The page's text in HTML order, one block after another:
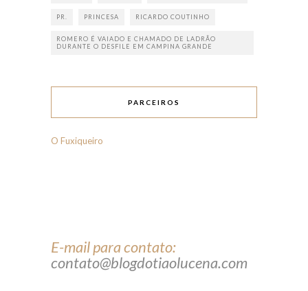
PR. PRINCESA RICARDO COUTINHO
ROMERO É VAIADO E CHAMADO DE LADRÃO
DURANTE O DESFILE EM CAMPINA GRANDE
PARCEIROS
O Fuxiqueiro
E-mail para contato:
contato@blogdotiaolucena.com